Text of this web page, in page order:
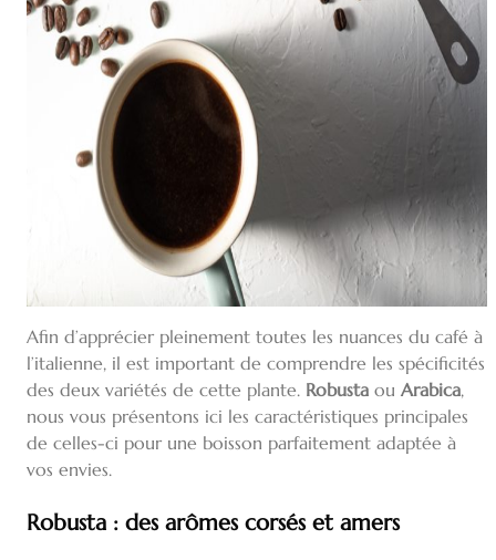
Afin d’apprécier pleinement toutes les nuances du café à
l’italienne, il est important de comprendre les spécificités
des deux variétés de cette plante. Robusta ou Arabica,
nous vous présentons ici les caractéristiques principales
de celles-ci pour une boisson parfaitement adaptée à
vos envies.
Robusta : des arômes corsés et amers